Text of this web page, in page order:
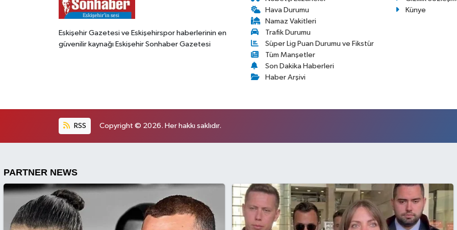
Eskişehir Gazetesi ve Eskişehirspor haberlerinin en
güvenilir kaynağı Eskişehir Sonhaber Gazetesi
Hava Durumu
Namaz Vakitleri
Trafik Durumu
Süper Lig Puan Durumu ve Fikstür
Tüm Manşetler
Son Dakika Haberleri
Haber Arşivi
Künye
RSS Copyright © 2026. Her hakkı saklıdır.